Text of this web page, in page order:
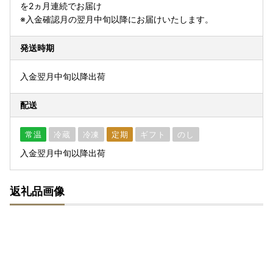
を2ヵ月連続でお届け
※入金確認月の翌月中旬以降にお届けいたします。
発送時期
入金翌月中旬以降出荷
配送
常温 冷蔵 冷凍 定期 ギフト のし
入金翌月中旬以降出荷
返礼品画像